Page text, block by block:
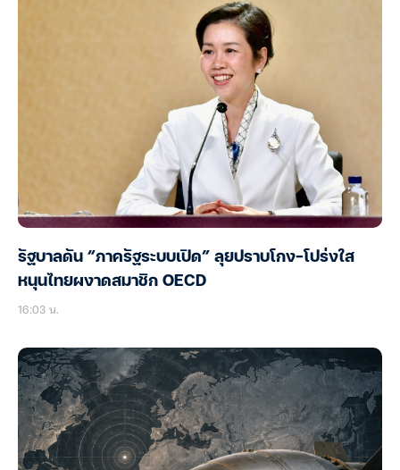
รัฐบาลดัน “ภาครัฐระบบเปิด” ลุยปราบโกง-โปร่งใส
หนุนไทยผงาดสมาชิก OECD
16:03 น.